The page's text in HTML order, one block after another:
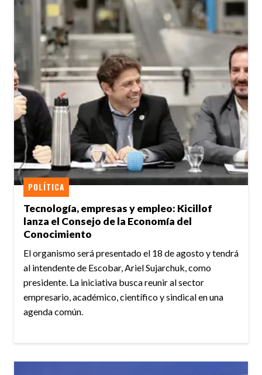
Tecnología, empresas y empleo: Kicillof
lanza el Consejo de la Economía del
Conocimiento
POLÍTICA
El organismo será presentado el 18 de agosto y tendrá
al intendente de Escobar, Ariel Sujarchuk, como
presidente. La iniciativa busca reunir al sector
empresario, académico, científico y sindical en una
agenda común.